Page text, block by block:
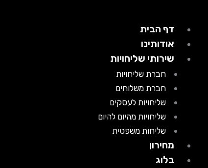
דף הבית
אודותינו
שירותי שליחויות
חברת שליחויות
חברת משלוחים
שליחויות לעסקים
שליחויות מהיום להיום
שליחות משפטית
מחירון
בלוג